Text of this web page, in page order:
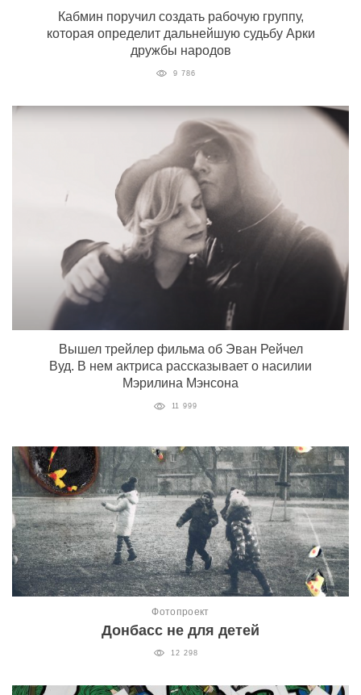
Кабмин поручил создать рабочую группу,
которая определит дальнейшую судьбу Арки
дружбы народов
9 786
Вышел трейлер фильма об Эван Рейчел
Вуд. В нем актриса рассказывает о насилии
Мэрилина Мэнсона
11 999
Фотопроект
Донбасс не для детей
12 298